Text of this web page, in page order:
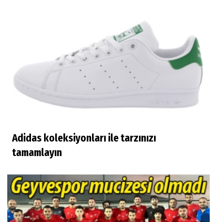
Adidas koleksiyonları ile tarzınızı
tamamlayın